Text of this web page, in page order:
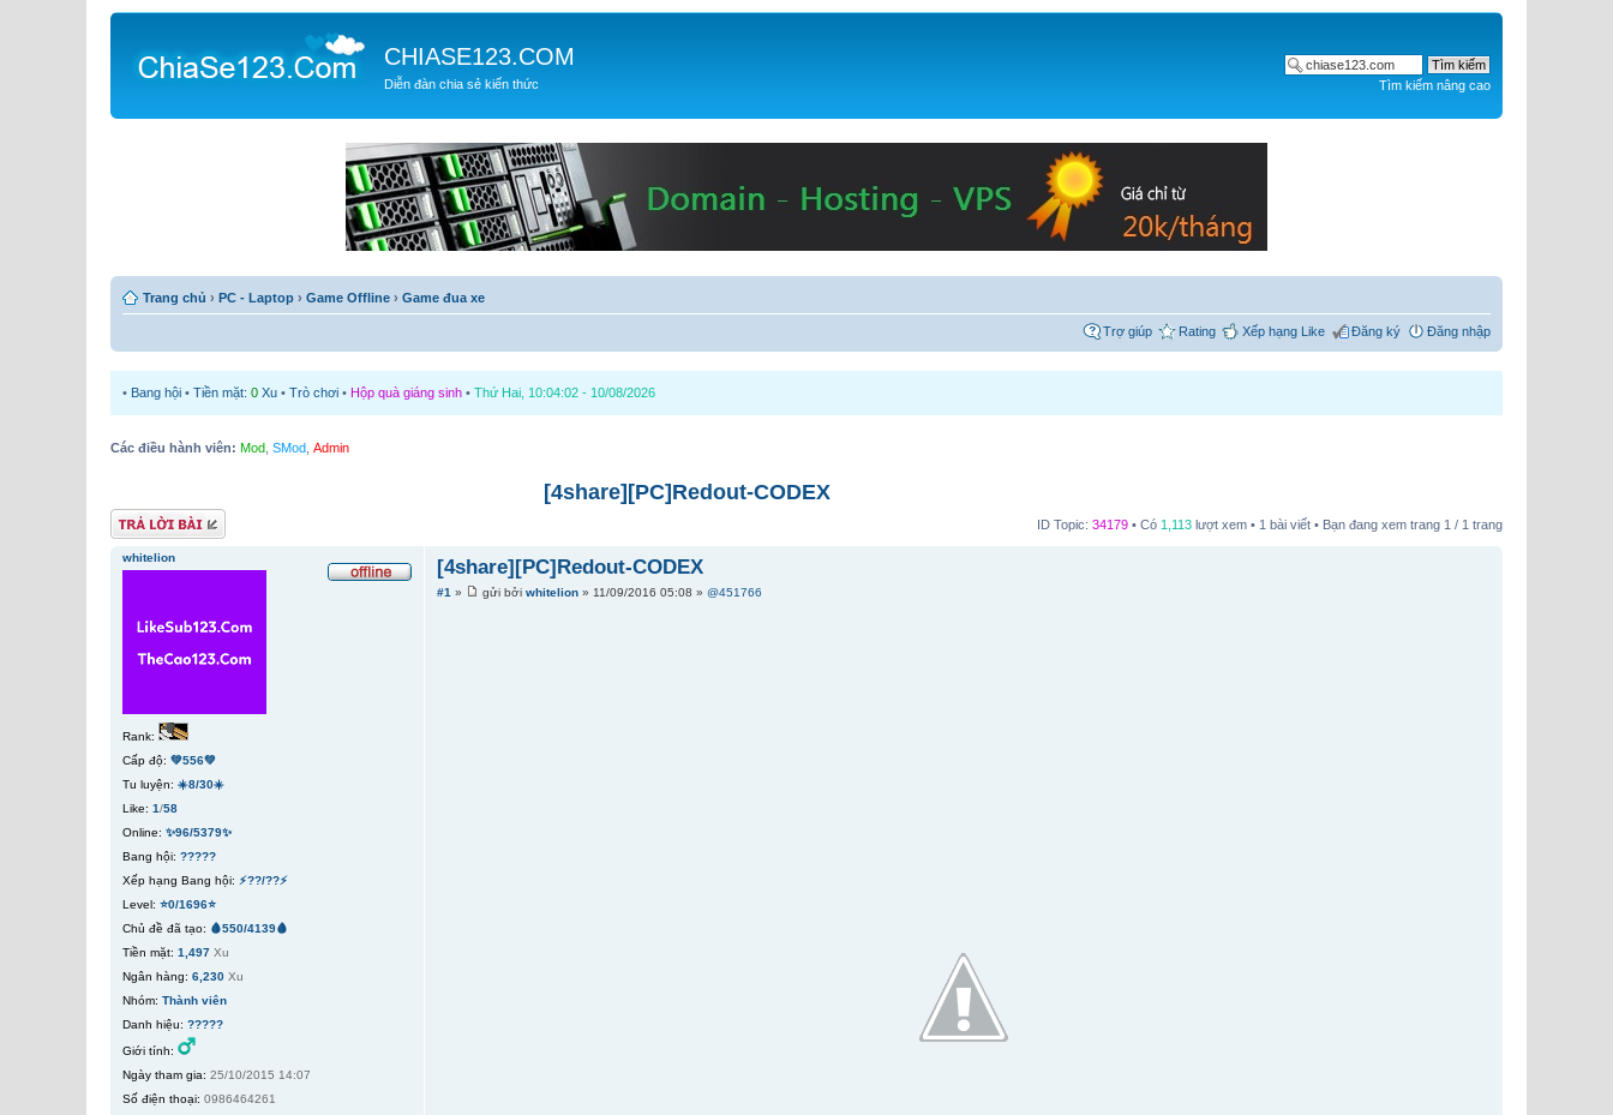
CHIASE123.COM
Diễn đàn chia sẻ kiến thức Tìm kiếm nâng cao
Trang chủ › PC - Laptop › Game Offline › Game đua xe
Trợ giúp Rating Xếp hạng Like Đăng ký Đăng nhập
• Bang hội • Tiền mặt: 0 Xu • Trò chơi • Hộp quà giáng sinh • Thứ Hai, 10:04:02 - 10/08/2026
Các điều hành viên: Mod SMod Admin
[4share][PC]Redout-CODEX
Gửi bài trả lời ID Topic: 34179 • Có 1,113 lượt xem • 1 bài viết • Bạn đang xem trang 1 / 1 trang
[4share][PC]Redout-CODEX
#1 » gửi bởiwhitelion » 11/09/2016 05:08 »@451766
whitelion
Rank:
Cấp độ: 💚556💚
Tu luyện: ☀️8/30☀️
Like: 1/58
Online: ✨96/5379✨
Bang hội: ?????
Xếp hạng Bang hội: ⚡??/??⚡
Level: ⭐0/1696⭐
Chủ đề đã tạo: 🩸550/4139🩸
Tiền mặt: 1,497 Xu
Ngân hàng: 6,230 Xu
Nhóm: Thành viên
Danh hiệu: ?????
Giới tính:
Ngày tham gia: 25/10/2015 14:07
Số điện thoại: 0986464261